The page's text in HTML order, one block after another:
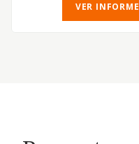
VER INFORME